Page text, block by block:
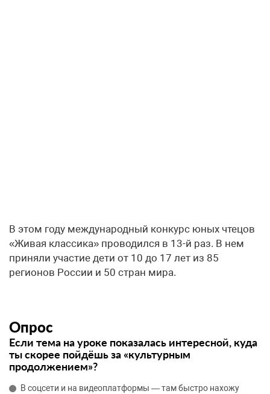
В этом году международный конкурс юных чтецов
«Живая классика» проводился в 13-й раз. В нем
приняли участие дети от 10 до 17 лет из 85
регионов России и 50 стран мира.
Опрос
Если тема на уроке показалась интересной, куда
ты скорее пойдёшь за «культурным
продолжением»?
В соцсети и на видеоплатформы — там быстро нахожу